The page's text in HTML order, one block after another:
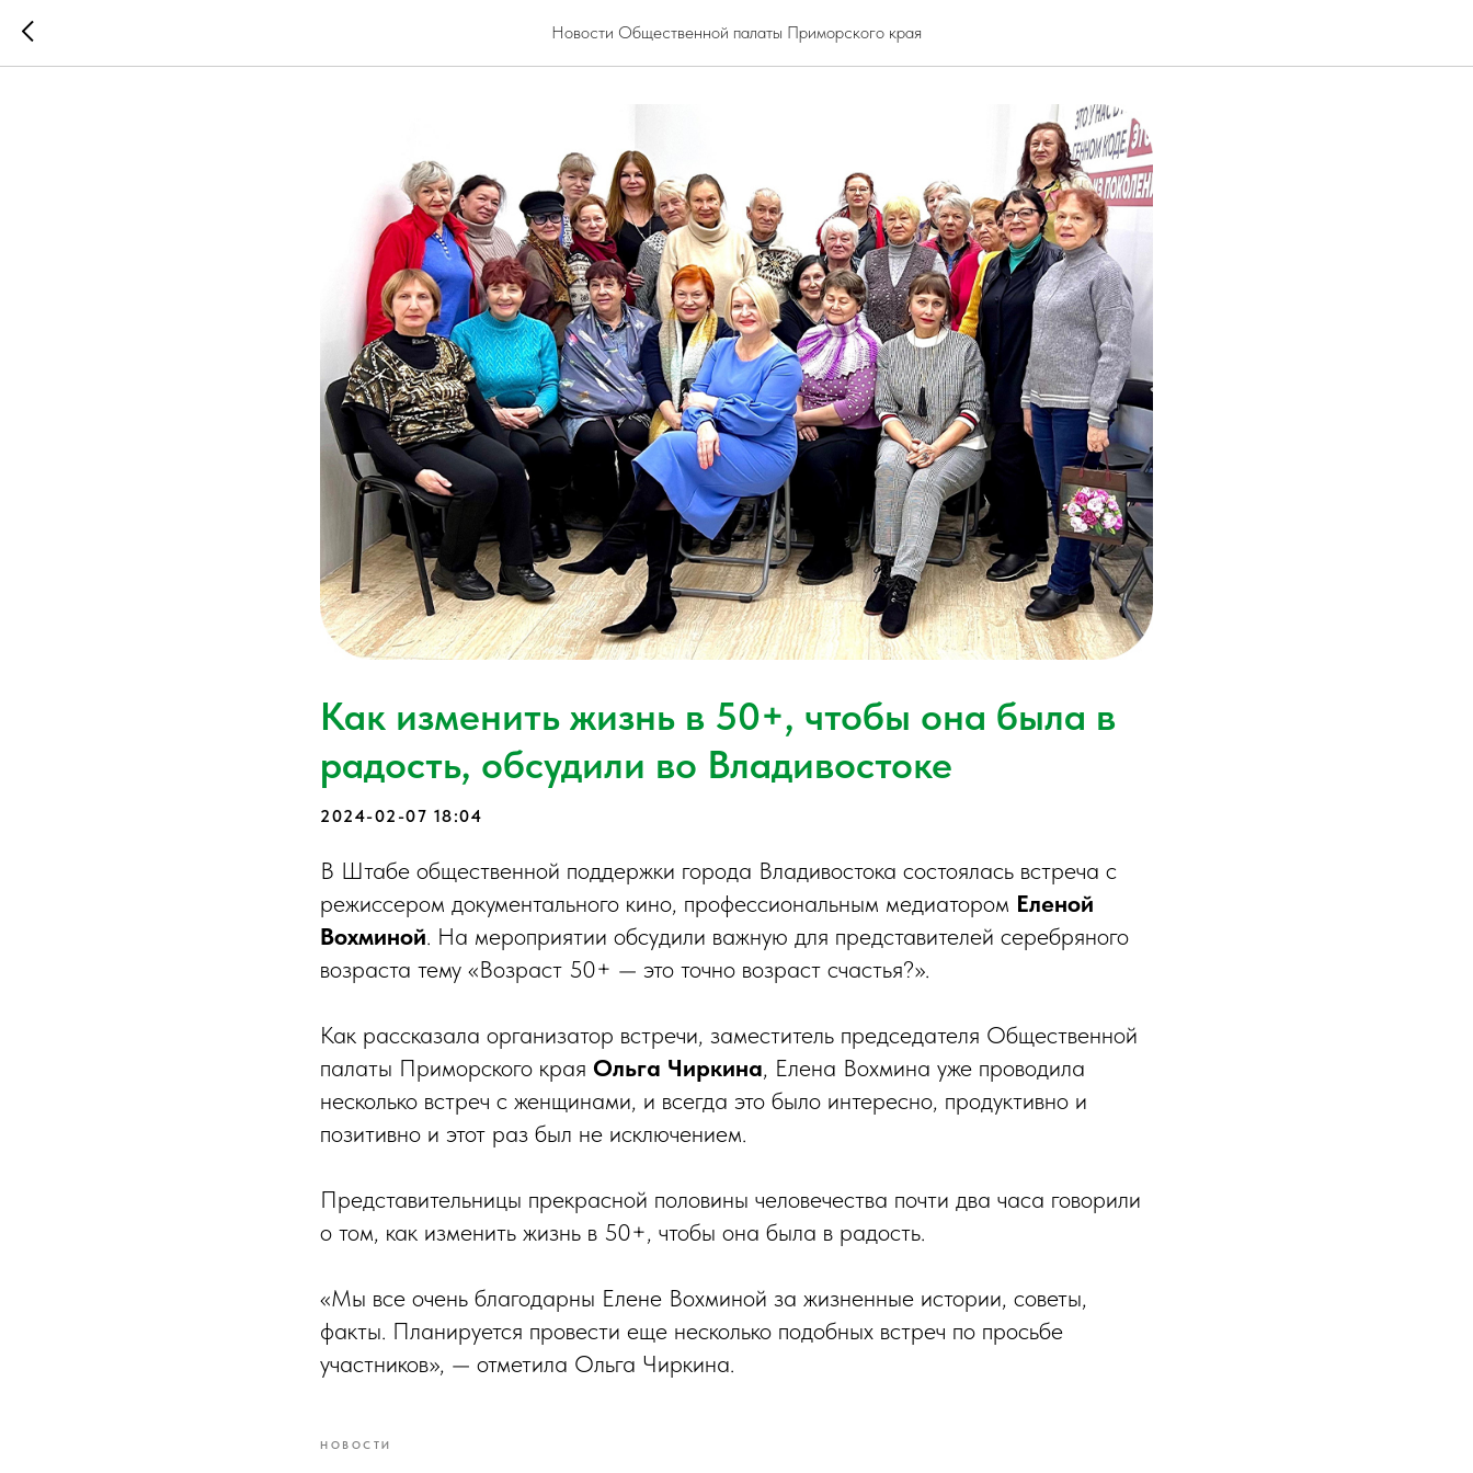
Новости Общественной палаты Приморского края
Как изменить жизнь в 50+, чтобы она была в
радость, обсудили во Владивостоке
2024-02-07 18:04
В Штабе общественной поддержки города Владивостока состоялась встреча с
режиссером документального кино, профессиональным медиатором Еленой
Вохминой. На мероприятии обсудили важную для представителей серебряного
возраста тему «Возраст 50+ — это точно возраст счастья?».
Как рассказала организатор встречи, заместитель председателя Общественной
палаты Приморского края Ольга Чиркина, Елена Вохмина уже проводила
несколько встреч с женщинами, и всегда это было интересно, продуктивно и
позитивно и этот раз был не исключением.
Представительницы прекрасной половины человечества почти два часа говорили
о том, как изменить жизнь в 50+, чтобы она была в радость.
«Мы все очень благодарны Елене Вохминой за жизненные истории, советы,
факты. Планируется провести еще несколько подобных встреч по просьбе
участников», — отметила Ольга Чиркина.
НОВОСТИ